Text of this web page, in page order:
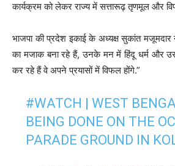
कार्यक्रम को लेकर राज्य में सत्तारूढ़ तृणमूल और
भाजपा की प्रदेश इकाई के अध्यक्ष सुकांत मजूमदार
का मजाक बना रहे हैं, उनके मन में हिंदू धर्म और
कर रहे हैं वे अपने प्रयासों में विफल होंगे.”
#WATCH | WEST
BEING DONE ON THE
PARADE GROUND IN